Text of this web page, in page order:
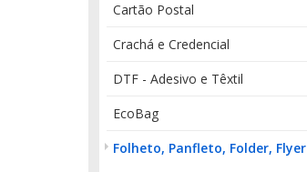
Cartão Postal
Crachá e Credencial
DTF - Adesivo e Têxtil
EcoBag
Folheto, Panfleto, Folder, Flyer